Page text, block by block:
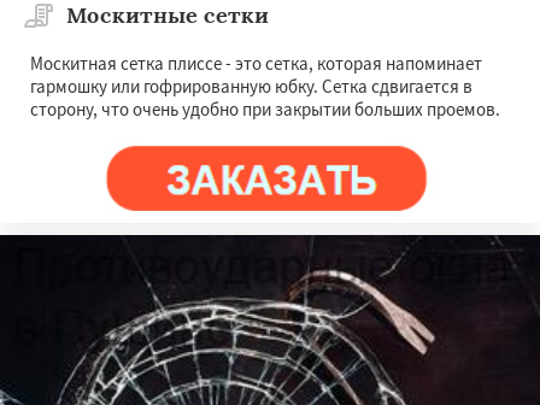
Москитные сетки
Москитная сетка плиссе - это сетка, которая напоминает
гармошку или гофрированную юбку. Сетка сдвигается в
сторону, что очень удобно при закрытии больших проемов.